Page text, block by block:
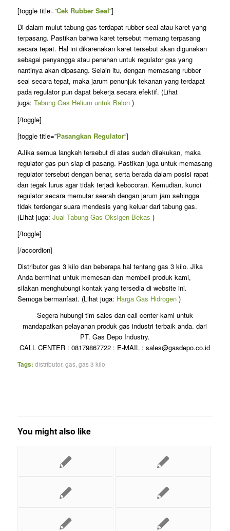
[toggle title=”Cek Rubber Seal“]
Di dalam mulut tabung gas terdapat rubber seal atau karet yang
terpasang. Pastikan bahwa karet tersebut memang terpasang
secara tepat. Hal ini dikarenakan karet tersebut akan digunakan
sebagai penyangga atau penahan untuk regulator gas yang
nantinya akan dipasang. Selain itu, dengan memasang rubber
seal secara tepat, maka jarum penunjuk tekanan yang terdapat
pada regulator pun dapat bekerja secara efektif. (Lihat
juga: Tabung Gas Helium untuk Balon)
[/toggle]
[toggle title=”Pasangkan Regulator“]
AJika semua langkah tersebut di atas sudah dilakukan, maka
regulator gas pun siap di pasang. Pastikan juga untuk memasang
regulator tersebut dengan benar, serta berada dalam posisi rapat
dan tegak lurus agar tidak terjadi kebocoran. Kemudian, kunci
regulator secara memutar searah dengan jarum jam sehingga
tidak terdengar suara mendesis yang keluar dari tabung gas.
(Lihat juga: Jual Tabung Gas Oksigen Bekas )
[/toggle]
[/accordion]
Distributor gas 3 kilo dan beberapa hal tentang gas 3 kilo. Jika
Anda berminat untuk memesan dan membeli produk kami,
silakan menghubungi kontak yang tersedia di website ini.
Semoga bermanfaat. (Lihat juga: Harga Gas Hidrogen)
Segera hubungi tim sales dan call center kami untuk
mandapatkan pelayanan produk gas industri terbaik anda. dari
PT. Gas Depo Industry.
CALL CENTER : 08179867722 : E-MAIL : sales@gasdepo.co.id
Tags: distributor, gas, gas 3 kilo
You might also like